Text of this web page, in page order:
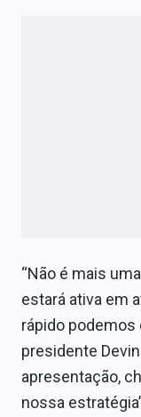
Expediente
Contato
“Não é mais
estará ativa em
rápido podemos
presidente
apresentação,
nossa